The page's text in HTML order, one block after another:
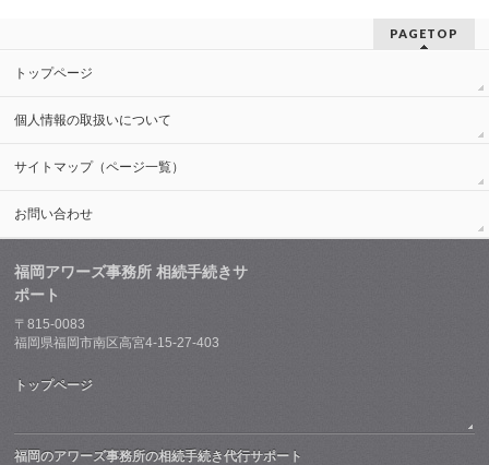
PAGETOP
トップページ
個人情報の取扱いについて
サイトマップ（ページ一覧）
お問い合わせ
福岡アワーズ事務所 相続手続きサ
ポート
〒815-0083
福岡県福岡市南区高宮4-15-27-403
トップページ
福岡のアワーズ事務所の相続手続き代行サポート